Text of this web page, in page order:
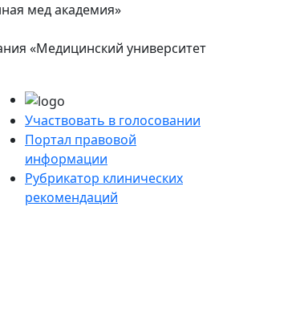
мед академия»
«Медицинский университет
Участвовать в голосовании
Портал правовой
информации
Рубрикатор клинических
рекомендаций